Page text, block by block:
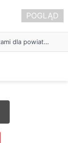
Ostrzeżenie drugiego stopnia przed burzami dla powiatu radomszczańskiego
POGLĄD